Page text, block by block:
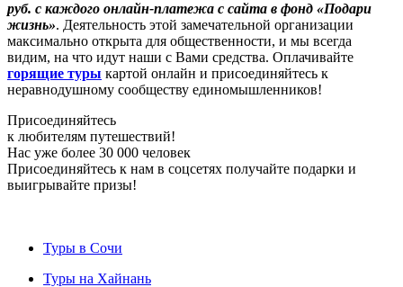
руб. с каждого онлайн-платежа с сайта в фонд «Подари
жизнь». Деятельность этой замечательной организации
максимально открыта для общественности, и мы всегда
видим, на что идут наши с Вами средства. Оплачивайте
горящие туры картой онлайн и присоединяйтесь к
неравнодушному сообществу единомышленников!
Присоединяйтесь
к любителям путешествий!
Нас уже более 30 000 человек
Присоединяйтесь к нам в соцсетях получайте подарки и
выигрывайте призы!
Туры в Сочи
Туры на Хайнань